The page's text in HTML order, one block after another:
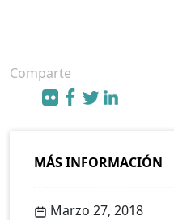
Comparte
MÁS INFORMACIÓN
Marzo 27, 2018